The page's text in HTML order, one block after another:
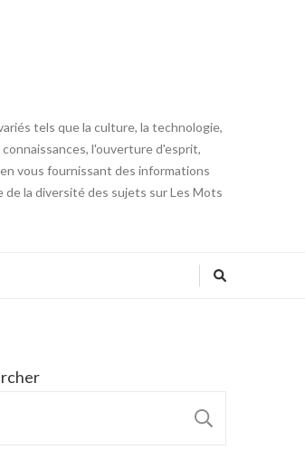
tels que la culture, la technologie,
l'ouverture d'esprit,
vous fournissant des informations
la diversité des sujets sur Les Mots